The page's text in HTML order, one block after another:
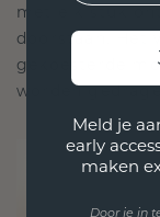
met elk stuk
doorstaan. Het
gekoesterde
worden
Meld je
early
maken
Door je in